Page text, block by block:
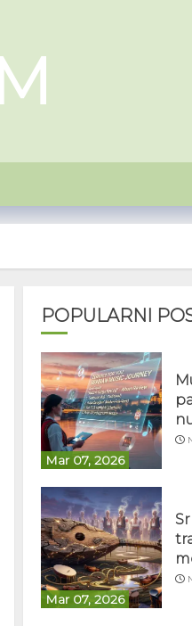
POPULARNI
Mar 07, 2026
Mar 07, 2026